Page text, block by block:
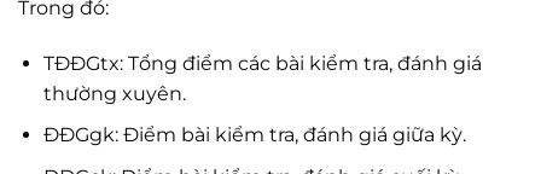
Trong đó:
TĐĐGtx: Tổng điểm các bài kiểm tra, đánh giá
thường xuyên.
ĐĐGgk: Điểm bài kiểm tra, đánh giá giữa kỳ.